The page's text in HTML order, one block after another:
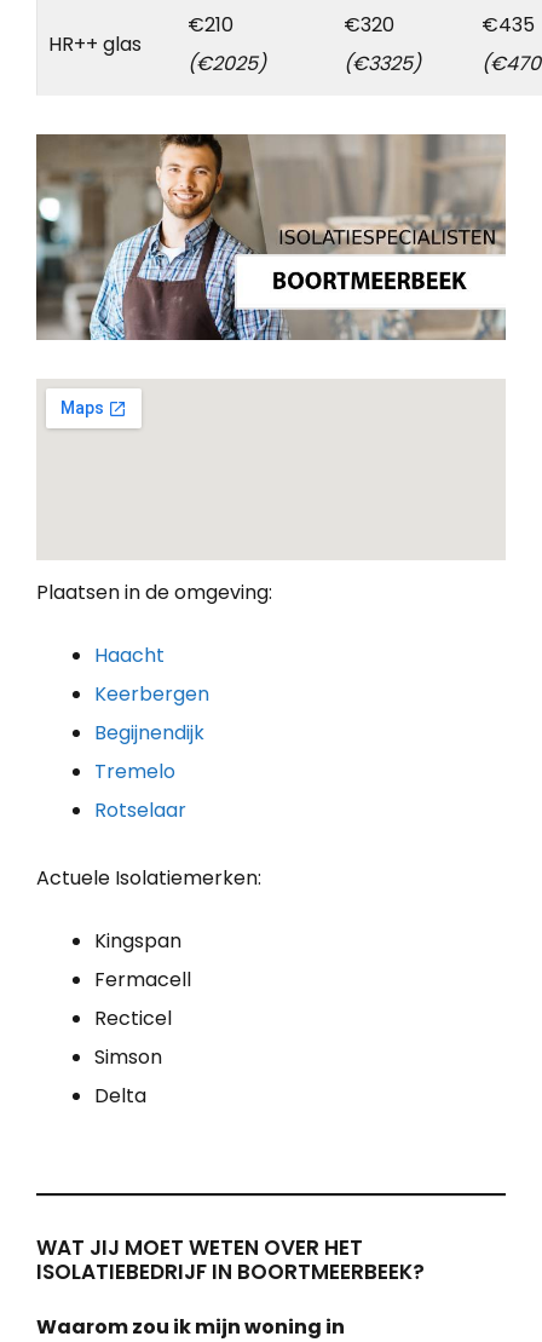
HR++ glas
€210
(€2025)
€320
(€3325)
€435
Plaatsen in de omgeving:
Haacht
Keerbergen
Begijnendijk
Tremelo
Rotselaar
Actuele Isolatiemerken:
Kingspan
Fermacell
Recticel
Simson
Delta
WAT JIJ MOET WETEN OVER HET
ISOLATIEBEDRIJF IN BOORTMEERBEEK?
Waarom zou ik mijn woning in